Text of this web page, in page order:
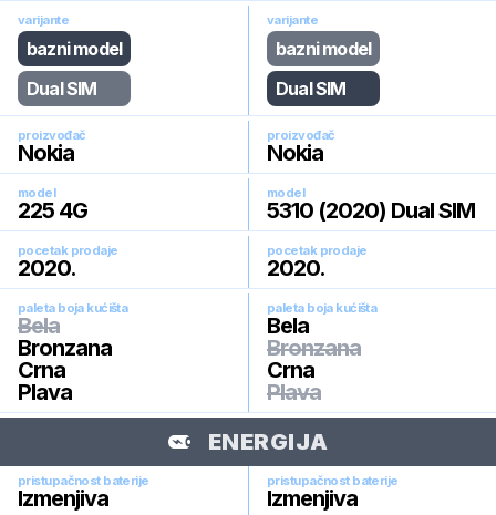
varijante
bazni model
Dual SIM
varijante
bazni model
Dual SIM
proizvođač
Nokia
proizvođač
Nokia
model
225 4G
model
5310 (2020) Dual SIM
pocetak prodaje
2020.
pocetak prodaje
2020.
paleta boja kućišta
Bela
Bronzana
Crna
Plava
paleta boja kućišta
Bela
Bronzana
Crna
Plava
ENERGIJA
pristupačnost baterije
Izmenjiva
pristupačnost baterije
Izmenjiva